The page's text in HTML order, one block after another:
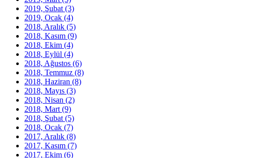
2019, Şubat (3)
2019, Ocak (4)
2018, Aralık (5)
2018, Kasım (9)
2018, Ekim (4)
2018, Eylül (4)
2018, Ağustos (6)
2018, Temmuz (8)
2018, Haziran (8)
2018, Mayıs (3)
2018, Nisan (2)
2018, Mart (9)
2018, Şubat (5)
2018, Ocak (7)
2017, Aralık (8)
2017, Kasım (7)
2017, Ekim (6)